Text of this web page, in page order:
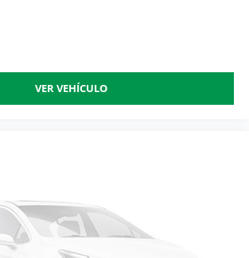
VER VEHÍCULO